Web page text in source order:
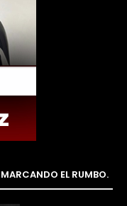
EL RUMBO.